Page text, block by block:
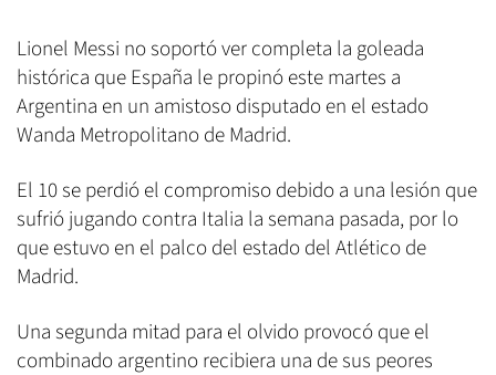
Lionel Messi no soportó ver completa la goleada
histórica que España le propinó este martes a
Argentina en un amistoso disputado en el estado
Wanda Metropolitano de Madrid.
El 10 se perdió el compromiso debido a una lesión que
sufrió jugando contra Italia la semana pasada, por lo
que estuvo en el palco del estado del Atlético de
Madrid.
Una segunda mitad para el olvido provocó que el
combinado argentino recibiera una de sus peores